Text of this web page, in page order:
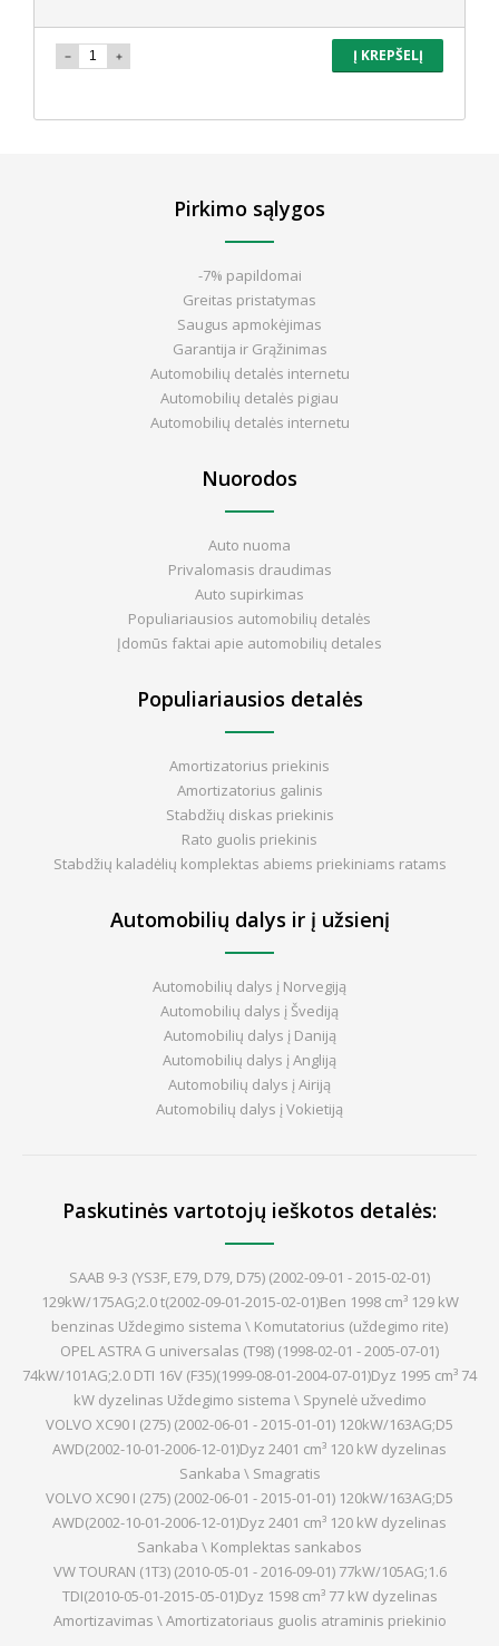
Į KREPŠELĮ
Pirkimo sąlygos
-7% papildomai
Greitas pristatymas
Saugus apmokėjimas
Garantija ir Grąžinimas
Automobilių detalės internetu
Automobilių detalės pigiau
Automobilių detalės internetu
Nuorodos
Auto nuoma
Privalomasis draudimas
Auto supirkimas
Populiariausios automobilių detalės
Įdomūs faktai apie automobilių detales
Populiariausios detalės
Amortizatorius priekinis
Amortizatorius galinis
Stabdžių diskas priekinis
Rato guolis priekinis
Stabdžių kaladėlių komplektas abiems priekiniams ratams
Automobilių dalys ir į užsienį
Automobilių dalys į Norvegiją
Automobilių dalys į Švediją
Automobilių dalys į Daniją
Automobilių dalys į Angliją
Automobilių dalys į Airiją
Automobilių dalys į Vokietiją
Paskutinės vartotojų ieškotos detalės:
SAAB 9-3 (YS3F, E79, D79, D75) (2002-09-01 - 2015-02-01)
129kW/175AG;2.0 t(2002-09-01-2015-02-01)Ben 1998 cm³ 129 kW
benzinas Uždegimo sistema \ Komutatorius (uždegimo rite)
OPEL ASTRA G universalas (T98) (1998-02-01 - 2005-07-01)
74kW/101AG;2.0 DTI 16V (F35)(1999-08-01-2004-07-01)Dyz 1995 cm³ 74
kW dyzelinas Uždegimo sistema \ Spynelė užvedimo
VOLVO XC90 I (275) (2002-06-01 - 2015-01-01) 120kW/163AG;D5
AWD(2002-10-01-2006-12-01)Dyz 2401 cm³ 120 kW dyzelinas
Sankaba \ Smagratis
VOLVO XC90 I (275) (2002-06-01 - 2015-01-01) 120kW/163AG;D5
AWD(2002-10-01-2006-12-01)Dyz 2401 cm³ 120 kW dyzelinas
Sankaba \ Komplektas sankabos
VW TOURAN (1T3) (2010-05-01 - 2016-09-01) 77kW/105AG;1.6
TDI(2010-05-01-2015-05-01)Dyz 1598 cm³ 77 kW dyzelinas
Amortizavimas \ Amortizatoriaus guolis atraminis priekinio